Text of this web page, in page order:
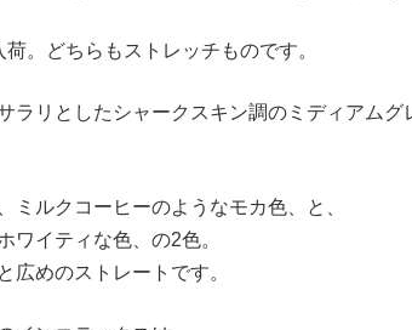
。どちらもストレッチものです。
ラリとしたシャークスキン調のミディアムグ
ルクコーヒーのようなモカ色、と、
ワイティな色、の2色。
広めのストレートです。